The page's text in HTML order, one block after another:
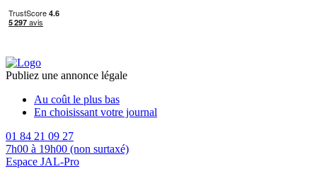
Publiez une annonce légale
Au coût le plus bas
En choisissant votre journal
01 84 21 09 27
7h00 à 19h00 (non surtaxé)
Espace JAL-Pro